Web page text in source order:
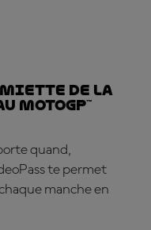
miette de la
MotoGP™
quand,
te permet
manche en